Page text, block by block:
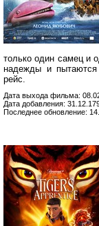
только один самец и
надежды и
рейс.
Дата выхода фильма:
Дата добавления:
Последнее обновление: